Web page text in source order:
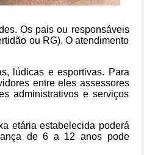
Os pais ou responsáveis
ou RG). O atendimento
lúdicas e esportivas. Para
entre eles assessores
administrativos e serviços
etária estabelecida poderá
de 6 a 12 anos pode